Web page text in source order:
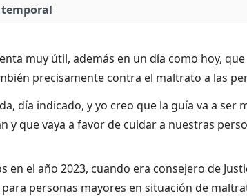
muy útil, además en un día como hoy,
precisamente contra el maltrato a las
día indicado, y yo creo que la guía va a ser
y que vaya a favor de cuidar a nuestras
en el año 2023, cuando era consejero de
personas mayores en situación de